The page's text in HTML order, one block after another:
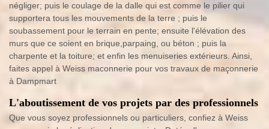
négliger; puis le coulage de la dalle qui est comme le pilier qui
supportera tous les mouvements de la terre ; puis le
soubassement pour le terrain en pente; ensuite l'élévation des
murs que ce soient en brique,parpaing, ou béton ; puis la
charpente et la toiture; et enfin les menuiseries extérieurs. Ainsi,
faites appel à Weiss maconnerie pour vos travaux de maçonnerie
à Dampmart
L'aboutissement de vos projets par des professionnels
Que vous soyez professionnels ou particuliers, confiez à Weiss